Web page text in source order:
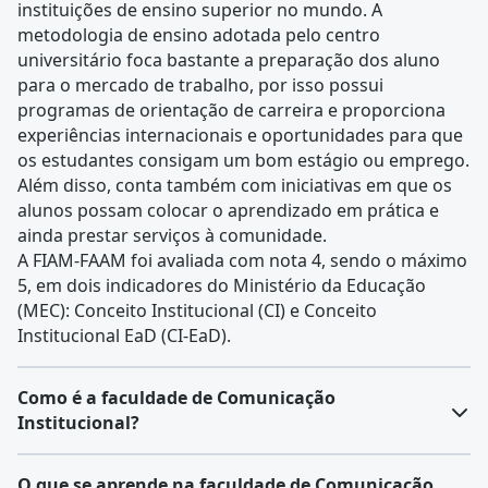
instituições de ensino superior no mundo. A
metodologia de ensino adotada pelo centro
universitário foca bastante a preparação dos aluno
para o mercado de trabalho, por isso possui
programas de orientação de carreira e proporciona
experiências internacionais e oportunidades para que
os estudantes consigam um bom estágio ou emprego.
Além disso, conta também com iniciativas em que os
alunos possam colocar o aprendizado em prática e
ainda prestar serviços à comunidade.
A FIAM-FAAM foi avaliada com nota 4, sendo o máximo
5, em dois indicadores do Ministério da Educação
(MEC): Conceito Institucional (CI) e Conceito
Institucional EaD (CI-EaD).
Como é a faculdade de Comunicação
Institucional?
O curso de Comunicação Institucional pode ser